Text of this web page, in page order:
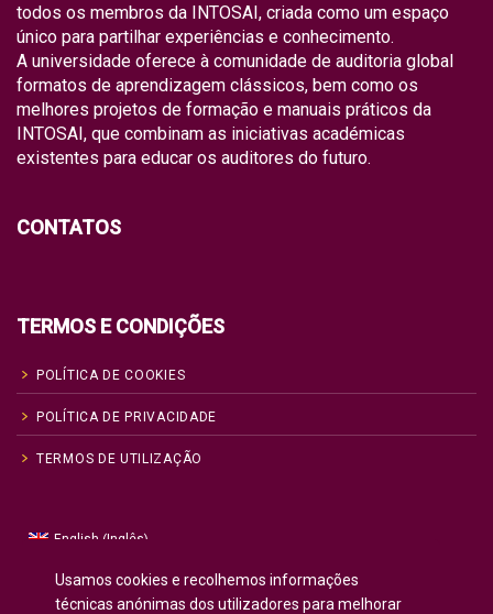
todos os membros da INTOSAI, criada como um espaço
único para partilhar experiências e conhecimento.
A universidade oferece à comunidade de auditoria global
formatos de aprendizagem clássicos, bem como os
melhores projetos de formação e manuais práticos da
INTOSAI, que combinam as iniciativas académicas
existentes para educar os auditores do futuro.
CONTATOS
TERMOS E CONDIÇÕES
POLÍTICA DE COOKIES
POLÍTICA DE PRIVACIDADE
TERMOS DE UTILIZAÇÃO
English (Inglês)
Русский
Russo
Español(Espanhol)
Usamos cookies e recolhemos informações
técnicas anónimas dos utilizadores para melhorar